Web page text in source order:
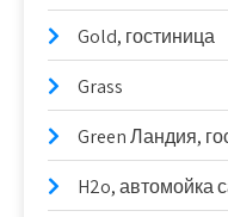
Gold, гостиница
Grass
Green Ландия,
H2o, автомойка